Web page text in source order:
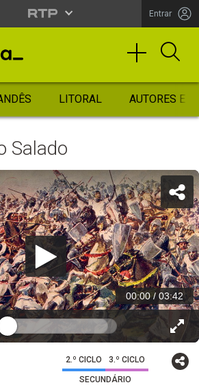
Entrar
LITORAL AUTORES
Salado
00:00 / 03:42
2.º CICLO 3.º CICLO
SECUNDÁRIO